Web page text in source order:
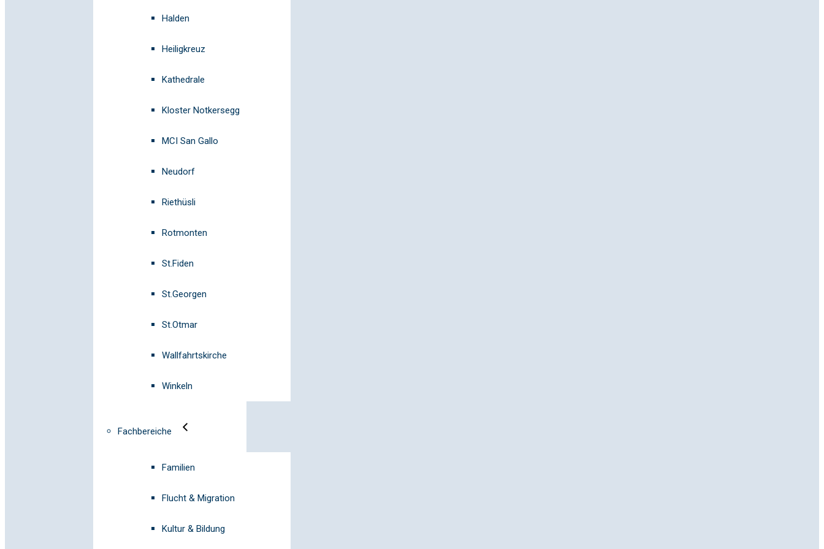
Halden
Heiligkreuz
Kathedrale
Kloster Notkersegg
MCI San Gallo
Neudorf
Riethüsli
Rotmonten
St.Fiden
St.Georgen
St.Otmar
Wallfahrtskirche
Winkeln
Fachbereiche
Familien
Flucht & Migration
Kultur & Bildung